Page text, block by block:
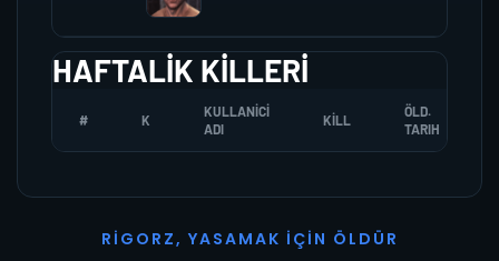
HAFTALIK KILLERI
# K
KULLANICI
ADI
KILL
ÖLD.
TARIH
R I G O R Z, YASAMAK İ ÇI N Ö L D Ü R